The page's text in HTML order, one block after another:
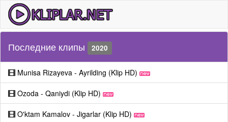
Последние клипы 2020
Munisa Rizayeva - Ayrilding (Klip HD)
Ozoda - Qaniydi (Klip HD)
O'ktam Kamalov - Jigarlar (Klip HD)